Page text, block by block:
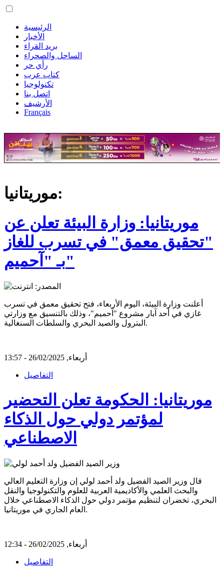
الرئيسية
الأخبار
بريد القراء
الساحل والصحراء
رأي حر
كتاب عرب
تكنولوجيا
اتصل بنا
الأرشيف
Français
موريتانيا:
موريتانيا: وزارة البيئة تعلن عن
"تحقيق معمق" في تسرب للغاز
بـ "آحميم"
أعلنت وزارة البيئة، اليوم الأربعاء، فتح تحقيق معمق في تسرب
غازي في أحد آبار مشروع "آحميم"، وذلك بالتنسيق مع وزارتي
البترول والصيد البحري والسلطات السنغالية.
أربعاء, 26/02/2025 - 13:57
التفاصيل
موريتانيا: الحكومة تعلن التحضير
لمؤتمر دولي حول الذكاء
الاصطناعي
قال وزير الصيد الفضيل ولد أحمد لولي إن وزارة التعليم العالي
والبحث العلمي والأكاديمية العربية للعلوم والتكنولوجيا والنقل
البحري، تخضران لتنظيم مؤتمر دولي حول الذكاء الاصطناعي خلال
العام الجاري في موريتانيا.
أربعاء, 26/02/2025 - 12:34
التفاصيل